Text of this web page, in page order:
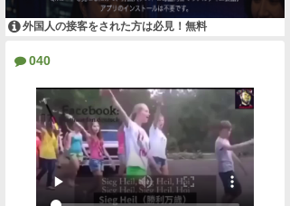
外国人の接客をされた方は必見！無料
040